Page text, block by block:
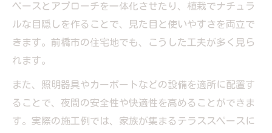
ペースとアプローチを一体化させたり、植栽でナチュラ
ルな目隠しを作ることで、見た目と使いやすさを両立で
きます。前橋市の住宅地でも、こうした工夫が多く見ら
れます。
また、照明器具やカーポートなどの設備を適所に配置す
ることで、夜間の安全性や快適性を高めることができま
す。実際の施工例では、家族が集まるテラススペースに